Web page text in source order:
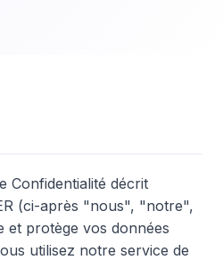
Confidentialité décrit
(ci-après "nous", "notre",
et protège vos données
utilisez notre service de